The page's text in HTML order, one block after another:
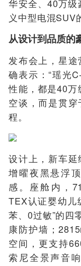
华安全、40万级
义中型电混SUV
从设计到品质的
发布会上，星
确表示：“瑶光
性能，都是40万
空谈，而是贯
程。
设计上，新车
增曜夜黑悬浮
感。座舱内，
TEX认证婴幼儿
苯、0过敏”的四
康防护墙；
空间，更支持
索尼全景声音